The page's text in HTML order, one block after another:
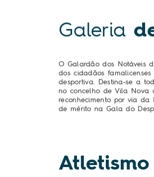
Galeria
O Galardão dos Notáveis
dos cidadãos
desportiva. Destina-se a
no concelho de Vila Nova
reconhecimento por via
de mérito na Gala do
Atletismo